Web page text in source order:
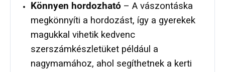
Könnyen hordozható – A vászontáska
megkönnyíti a hordozást, így a gyerekek
magukkal vihetik kedvenc
szerszámkészletüket például a
nagymamához, ahol segíthetnek a kerti